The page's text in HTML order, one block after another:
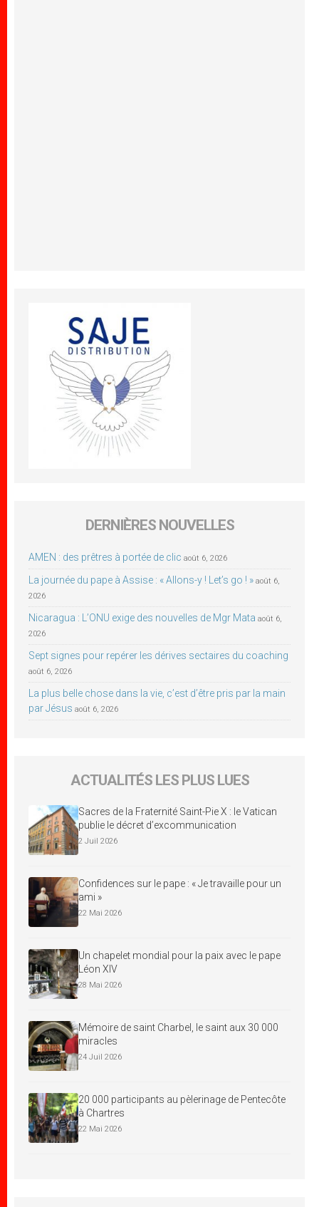
DERNIÈRES NOUVELLES
AMEN : des prêtres à portée de clic août 6, 2026
La journée du pape à Assise : « Allons-y ! Let’s go ! » août 6,
2026
Nicaragua : L’ONU exige des nouvelles de Mgr Mata août 6,
2026
Sept signes pour repérer les dérives sectaires du coaching
août 6, 2026
La plus belle chose dans la vie, c’est d’être pris par la main
par Jésus août 6, 2026
ACTUALITÉS LES PLUS LUES
Sacres de la Fraternité Saint-Pie X : le Vatican
publie le décret d’excommunication
2 Juil 2026
Confidences sur le pape : « Je travaille pour un
ami »
22 Mai 2026
Un chapelet mondial pour la paix avec le pape
Léon XIV
28 Mai 2026
Mémoire de saint Charbel, le saint aux 30 000
miracles
24 Juil 2026
20 000 participants au pèlerinage de Pentecôte
à Chartres
22 Mai 2026